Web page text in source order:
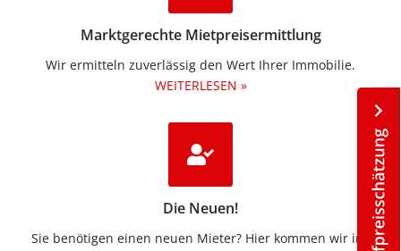
Marktgerechte Mietpreisermittlung
Wir ermitteln zuverlässig den Wert Ihrer Immobilie.
WEITERLESEN »
Die Neuen!
Sie benötigen einen neuen Mieter? Hier kommen wir ins